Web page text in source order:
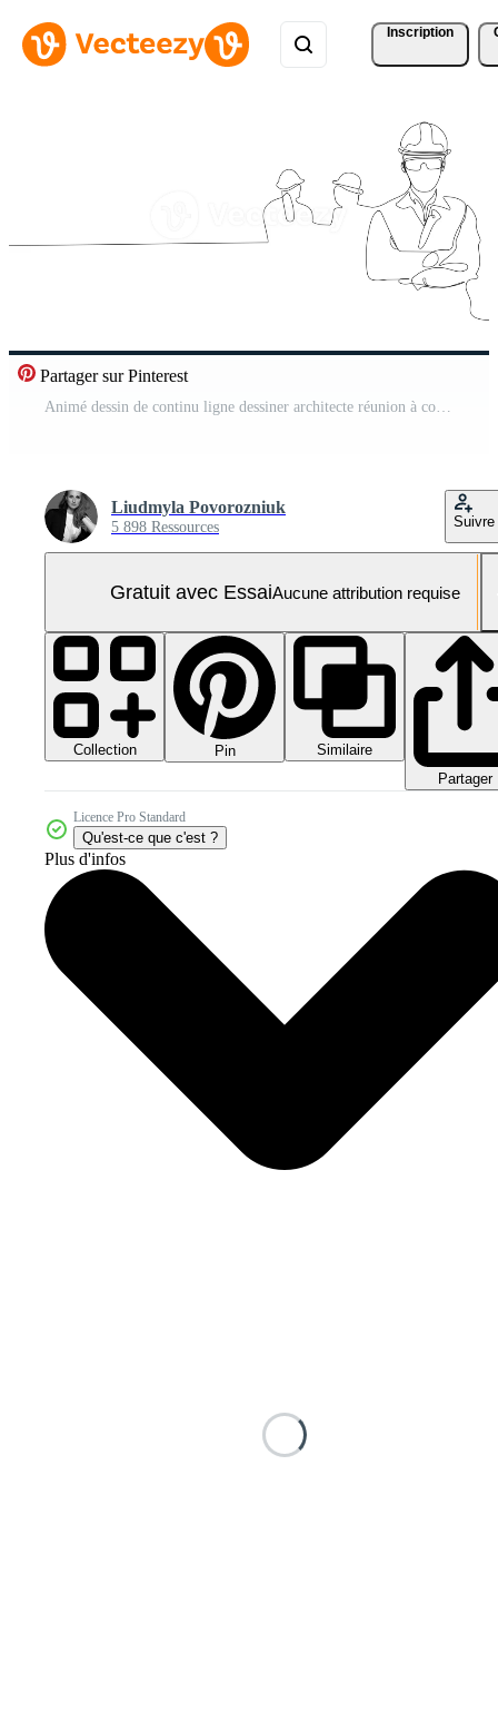
Inscription
Partager sur Pinterest
Animé dessin de continu ligne dessiner architecte réunion à construction site à parler plan conception à équipe membre. bâtiment architecture concept. Célibataire ligne animation. haute qualité 4k métrage Vidéo Pro
Liudmyla Povorozniuk
5 898 Ressources Suivre
Gratuit avec EssaiAucune attribution requise
Collection Pin
Similaire
Partager
Licence Pro Standard
Qu'est-ce que c'est ?
Plus d'infos